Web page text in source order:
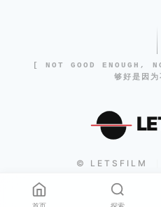
[ NOT GOOD ENOUGH,
够好是因
© LETSFILM
首页 探索